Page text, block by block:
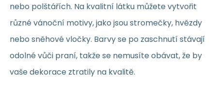
nebo polštářích. Na kvalitní látku můžete vytvořit
různé vánoční motivy, jako jsou stromečky, hvězdy
nebo sněhové vločky. Barvy se po zaschnutí stávají
odolné vůči praní, takže se nemusíte obávat, že by
vaše dekorace ztratily na kvalitě.